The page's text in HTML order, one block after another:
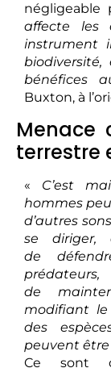
négligeable
affecte les
instrument
bénéfices
Buxton, à
Menace
terrestre
« C’est
hommes
d’autres
se diriger,
de
de
modifiant
des
peuvent être
Ce sont